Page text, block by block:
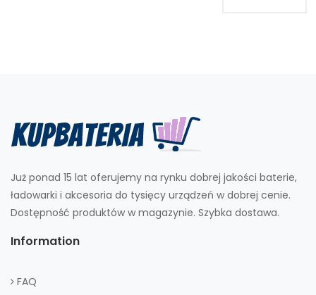
Już ponad 15 lat oferujemy na rynku dobrej jakości baterie,
ładowarki i akcesoria do tysięcy urządzeń w dobrej cenie.
Dostępność produktów w magazynie. Szybka dostawa.
Information
FAQ